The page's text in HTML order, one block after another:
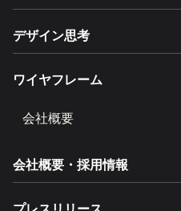
デザイン思考
ワイヤフレーム
会社概要
会社概要・採用情報